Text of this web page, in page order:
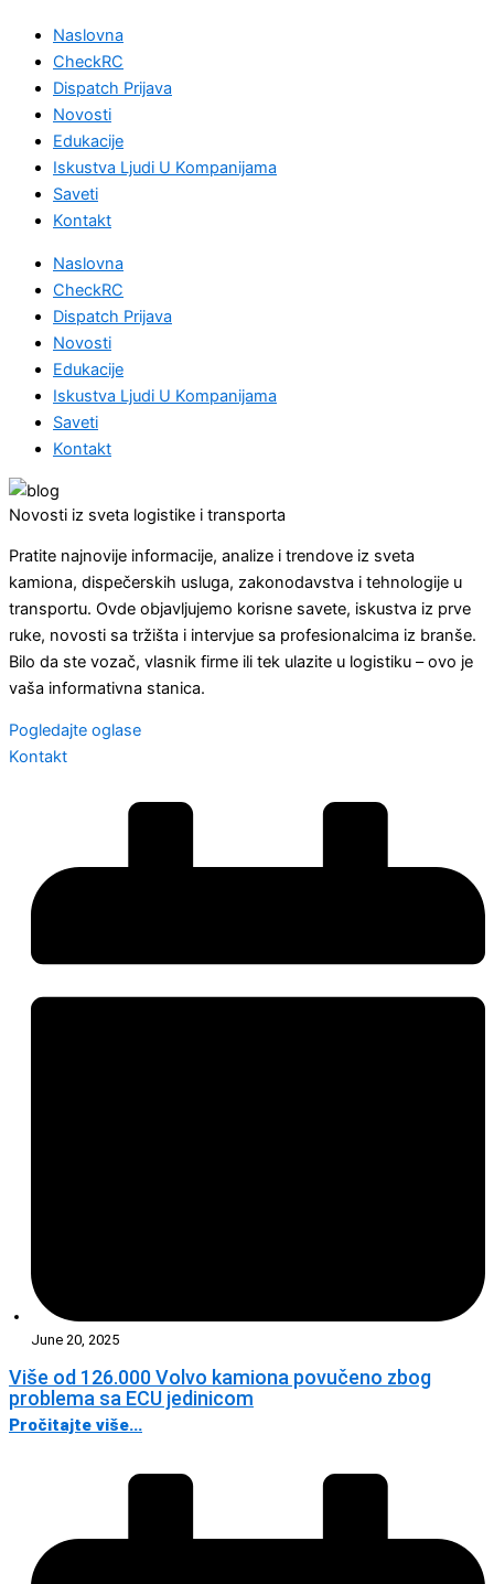
Naslovna
CheckRC
Dispatch Prijava
Novosti
Edukacije
Iskustva Ljudi U Kompanijama
Saveti
Kontakt
Naslovna
CheckRC
Dispatch Prijava
Novosti
Edukacije
Iskustva Ljudi U Kompanijama
Saveti
Kontakt
Novosti iz sveta logistike i transporta
Pratite najnovije informacije, analize i trendove iz sveta
kamiona, dispečerskih usluga, zakonodavstva i tehnologije u
transportu. Ovde objavljujemo korisne savete, iskustva iz prve
ruke, novosti sa tržišta i intervjue sa profesionalcima iz branše.
Bilo da ste vozač, vlasnik firme ili tek ulazite u logistiku – ovo je
vaša informativna stanica.
Pogledajte oglase
Kontakt
June 20, 2025
Više od 126.000 Volvo kamiona povučeno zbog
problema sa ECU jedinicom
Pročitajte više...